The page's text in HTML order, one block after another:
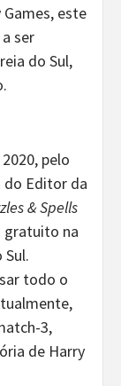
este
ser
do Sul,
pelo
do Editor da
& Spells
gratuito na
todo o
3,
de Harry